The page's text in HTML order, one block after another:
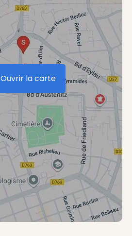
Ouvrir la carte
Ouvrir la carte